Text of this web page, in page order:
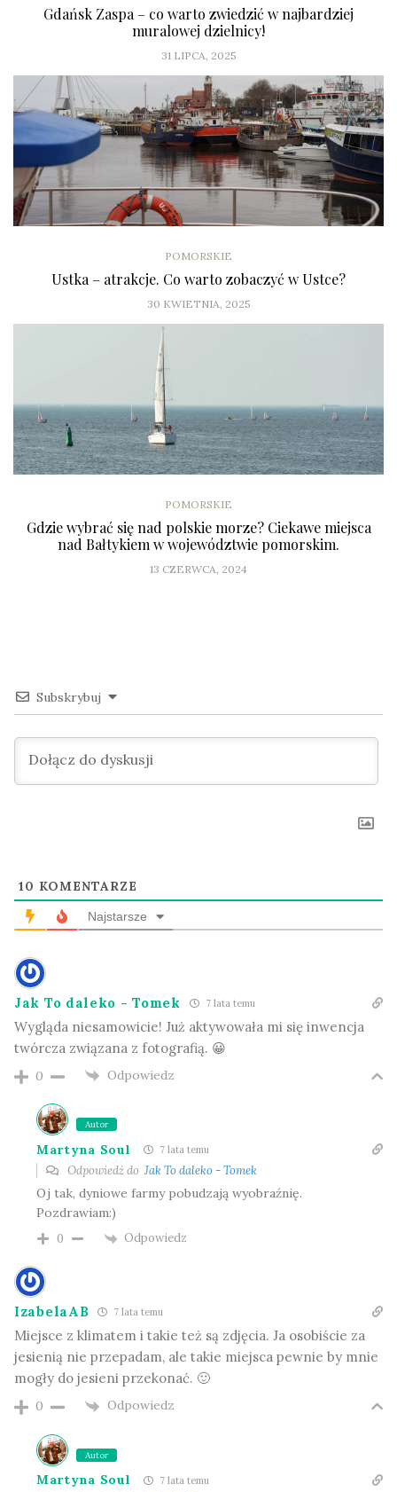
Gdańsk Zaspa – co warto zwiedzić w najbardziej
muralowej dzielnicy!
31 LIPCA, 2025
POMORSKIE
Ustka – atrakcje. Co warto zobaczyć w Ustce?
30 KWIETNIA, 2025
POMORSKIE
Gdzie wybrać się nad polskie morze? Ciekawe miejsca
nad Bałtykiem w województwie pomorskim.
13 CZERWCA, 2024
Subskrybuj
10 KOMENTARZE
Najstarsze
Jak To daleko - Tomek 7 lata temu
Wygląda niesamowicie! Już aktywowała mi się inwencja
twórcza związana z fotografią. 😀
0 Odpowiedz
Autor
Martyna Soul 7 lata temu
Odpowiedź do Jak To daleko - Tomek
Oj tak, dyniowe farmy pobudzają wyobraźnię.
Pozdrawiam:)
0 Odpowiedz
IzabelaAB 7 lata temu
Miejsce z klimatem i takie też są zdjęcia. Ja osobiście za
jesienią nie przepadam, ale takie miejsca pewnie by mnie
mogły do jesieni przekonać. 🙂
0 Odpowiedz
Autor
Martyna Soul 7 lata temu